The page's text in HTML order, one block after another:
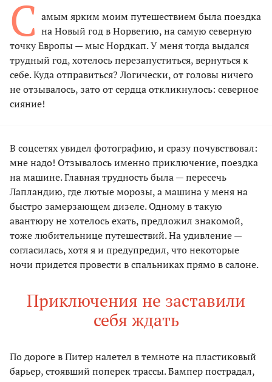
С амым ярким моим путешествием была поездка
на Новый год в Норвегию, на самую северную
точку Европы — мыс Нордкап. У меня тогда выдался
трудный год, хотелось перезапуститься, вернуться к
себе. Куда отправиться? Логически, от головы ничего
не отзывалось, зато от cердца откликнулось: cеверное
cияние!
В соцсетях увидел фотографию, и сразу почувствовал:
мне надо! Отзывалось именно приключение, поездка
на машине. Главная трудность была — пересечь
Лапландию, где лютые морозы, а машина у меня на
быстро замерзающем дизеле. Одному в такую
авантюру не хотелось ехать, предложил знакомой,
тоже любительнице путешествий. На удивление —
согласилась, хотя я и предупредил, что некоторые
ночи придется провести в спальниках прямо в салоне.
Приключения не заставили
себя ждать
По дороге в Питер налетел в темноте на пластиковый
барьер, стоявший поперек трассы. Бампер пострадал,